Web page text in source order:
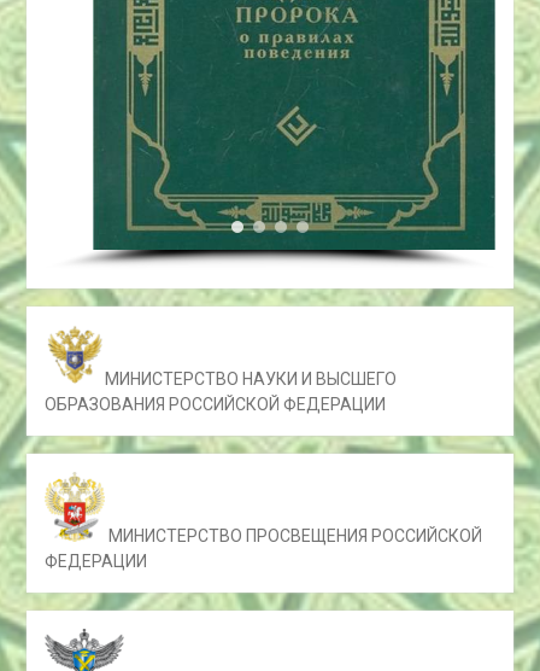
МИНИСТЕРСТВО НАУКИ И ВЫСШЕГО
ОБРАЗОВАНИЯ РОССИЙСКОЙ ФЕДЕРАЦИИ
МИНИСТЕРСТВО ПРОСВЕЩЕНИЯ РОССИЙСКОЙ
ФЕДЕРАЦИИ